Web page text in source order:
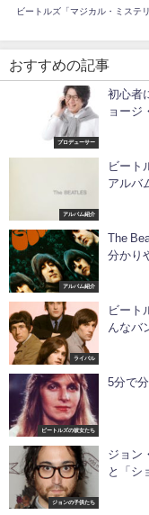
ビートルズ「マジカル・ミステ
おすすめの記事
プロデューサー
初心者
ョージ
アルバム紹介
ビート
アルバ
アルバム紹介
The
分かり
ライバル
ビート
んなバ
ビートルズの彼女たち
5分で
ジョンの子供たち
ジョン
と「シ